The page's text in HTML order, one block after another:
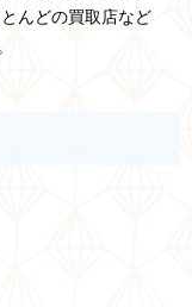
んどの買取店など